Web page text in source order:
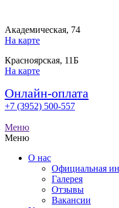
Академическая, 74
На карте
Красноярская, 11Б
На карте
Онлайн-оплата
+7 (3952) 500-557
Меню
Меню
О нас
Официальная
Галерея
Отзывы
Вакансии